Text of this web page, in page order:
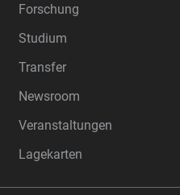
Forschung
Studium
Transfer
Newsroom
Veranstaltungen
Lagekarten